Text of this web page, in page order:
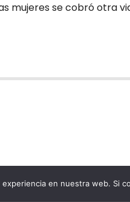
mujeres se cobró otra
en nuestra web. Si